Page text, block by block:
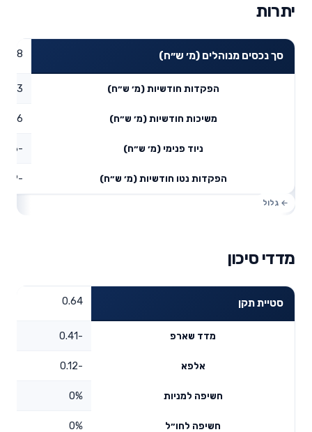
יתרות
סך נכסים מנוהלים (מ׳ ש״ח)
הפקדות חודשיות (מ׳ ש״ח) 0.63
משיכות חודשיות (מ׳ ש״ח) 1.76
ניוד פנימי (מ׳ ש״ח) -3.46
הפקדות נטו חודשיות (מ׳ ש״ח) -4.59
מדדי סיכון
סטיית תקן 0.64
מדד שארפ -0.41
אלפא -0.12
חשיפה למניות 0%
חשיפה לחו״ל 0%